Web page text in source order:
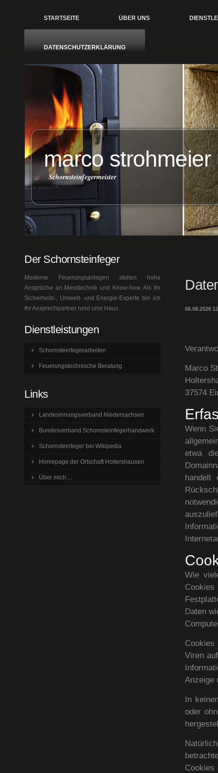
STARTSEITE ÜBER UNS
DATENSCHUTZERKLÄRUNG
marco strohmeier
Schornsteinfegermeister
06.08.2026
Marco
37574
Wenn
etwa
handelt
Wie
Daten
Viren
Anzeige
In
oder
Cookies
Der Schornsteinfeger
Moderne Feuerungsanlagen stellen hohe
Ansprüche an Messtechnik und Know-how. Als Ihr
Sicherheits-, Umwelt- und Energie-Experte bin ich
Ihr Ansprechpartner rund ums Haus.
Dienstleistungen
Schornsteinfegerarbeiten
Feuerungstechnische Beratung
Links
Landesinnungsverband Niedersachsen
Bundesverband Schornsteinfegerhandwerk
Schornsteinfeger bei Wikipedia
Homepage der Ortschaft Holtershausen
Über mich....